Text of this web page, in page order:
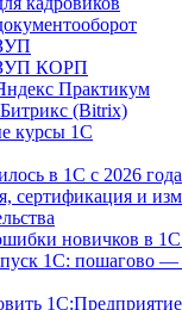
КОРП
Практикум
(Bitrix)
курсы 1С
в 1С с 2026
сертификация и
новичков в 1С
1С: пошагово —